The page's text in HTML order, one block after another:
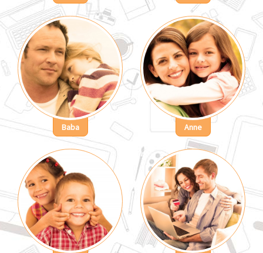
Baba Anne